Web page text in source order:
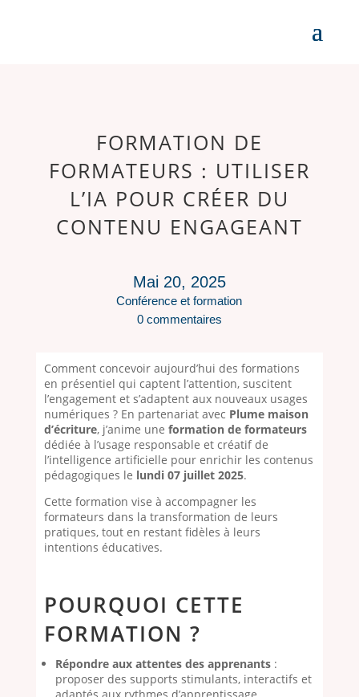
FORMATION DE
FORMATEURS : UTILISER
L’IA POUR CRÉER DU
CONTENU ENGAGEANT
Mai 20, 2025
Conférence et formation
0 commentaires
Comment concevoir aujourd’hui des formations
en présentiel qui captent l’attention, suscitent
l’engagement et s’adaptent aux nouveaux usages
numériques ? En partenariat avec Plume maison
d’écriture, j’anime une formation de formateurs
dédiée à l’usage responsable et créatif de
l’intelligence artificielle pour enrichir les contenus
pédagogiques le lundi 07 juillet 2025.
Cette formation vise à accompagner les
formateurs dans la transformation de leurs
pratiques, tout en restant fidèles à leurs
intentions éducatives.
POURQUOI CETTE
FORMATION ?
Répondre aux attentes des apprenants:
proposer des supports stimulants, interactifs et